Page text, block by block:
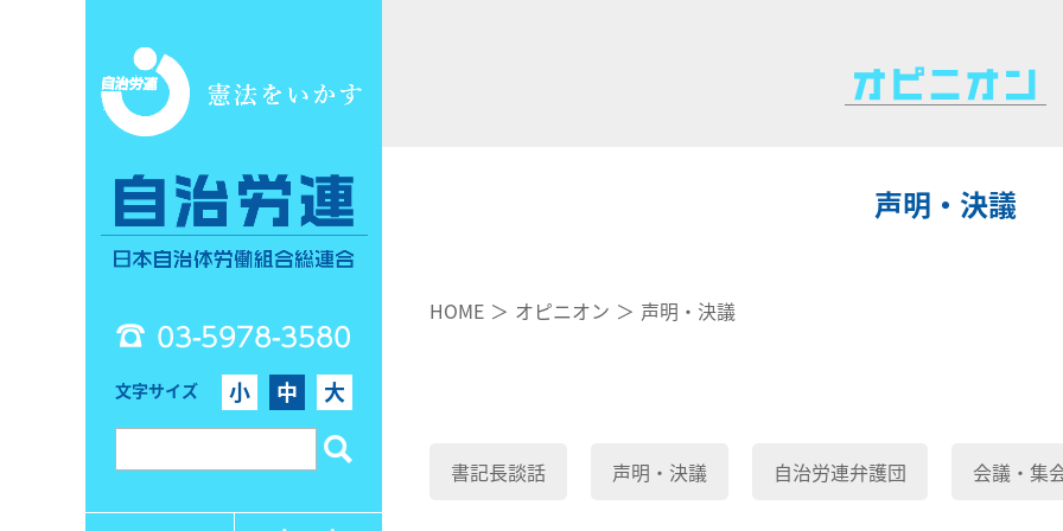
03-5978-3580
文字サイズ 小 中 大
声明・決議
HOME オピニオン 声明・決議
書記長談話 声明・決議 自治労連弁護団 会議・集